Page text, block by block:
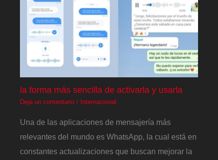
la forma más sencilla de activarla y usarla
Deja un comentario / Internacional
Una de las aplicaciones de mensajería más
relevantes del mundo es WhatsApp, la cual está en
constantes actualizaciones que buscan mejorar la